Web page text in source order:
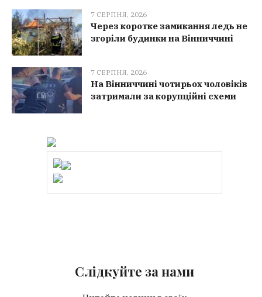
7 СЕРПНЯ, 2026
Через коротке замикання ледь не
згоріли будинки на Вінниччині
7 СЕРПНЯ, 2026
На Вінниччині чотирьох чоловіків
затримали за корупційні схеми
Слідкуйте за нами